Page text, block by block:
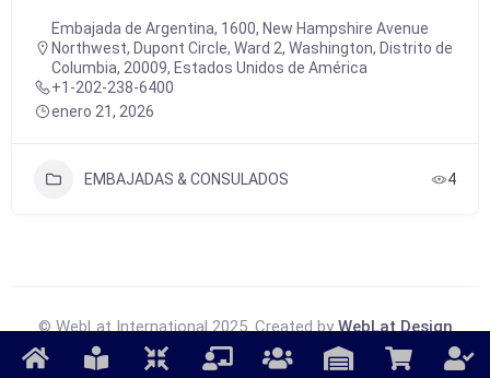
Embajada de Argentina, 1600, New Hampshire Avenue
Northwest, Dupont Circle, Ward 2, Washington, Distrito de
Columbia, 20009, Estados Unidos de América
+1-202-238-6400
enero 21, 2026
EMBAJADAS & CONSULADOS 4
© WebLat International 2025. Created byWebLat Design